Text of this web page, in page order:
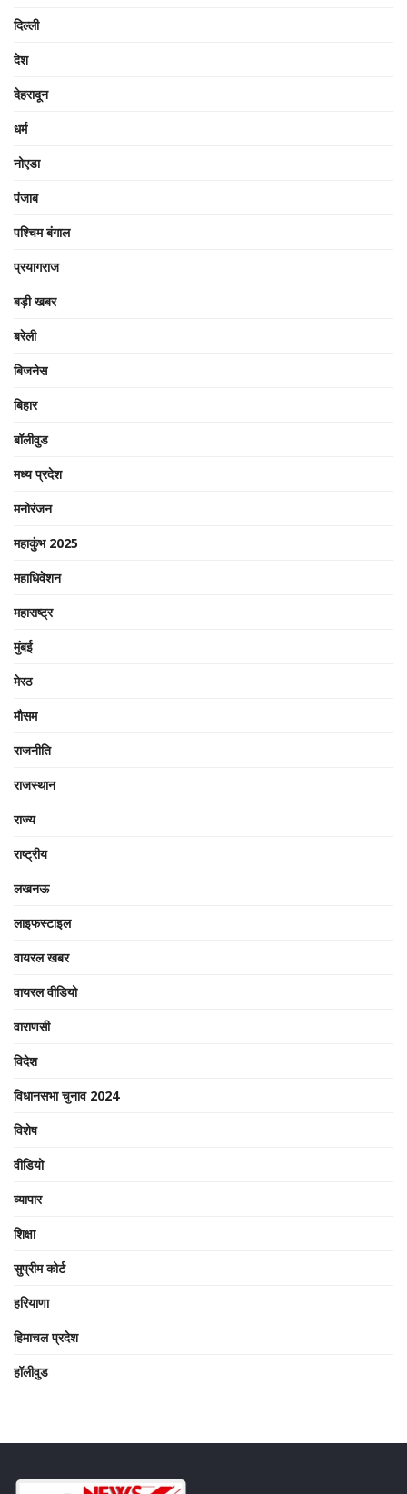
दिल्ली
देश
देहरादून
धर्म
नोएडा
पंजाब
पश्चिम बंगाल
प्रयागराज
बड़ी खबर
बरेली
बिजनेस
बिहार
बॉलीवुड
मध्य प्रदेश
मनोरंजन
महाकुंभ 2025
महाधिवेशन
महाराष्ट्र
मुंबई
मेरठ
मौसम
राजनीति
राजस्थान
राज्य
राष्ट्रीय
लखनऊ
लाइफस्टाइल
वायरल खबर
वायरल वीडियो
वाराणसी
विदेश
विधानसभा चुनाव 2024
विशेष
वीडियो
व्यापार
शिक्षा
सुप्रीम कोर्ट
हरियाणा
हिमाचल प्रदेश
हॉलीवुड